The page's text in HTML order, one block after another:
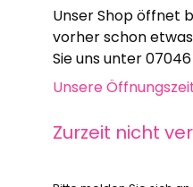
Unser Shop öffnet
vorher schon
Sie uns unter 07046
Unsere
Zurzeit nicht